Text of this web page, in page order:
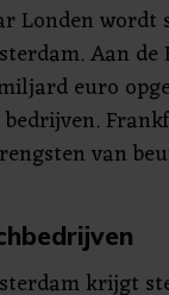
Londen wordt
Aan
euro
van
krijgt